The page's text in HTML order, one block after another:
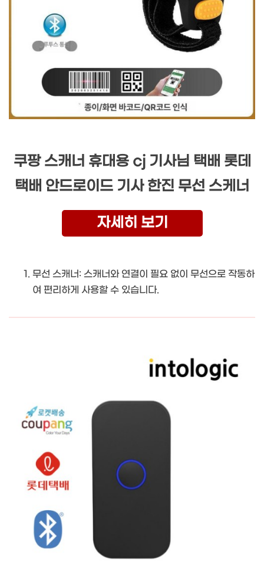
쿠팡 스캐너 휴대용 cj 기사님 택배 롯데
택배 안드로이드 기사 한진 무선 스케너
자세히 보기
무선 스캐너: 스캐너와 연결이 필요 없이 무선으로 작동하
여 편리하게 사용할 수 있습니다.